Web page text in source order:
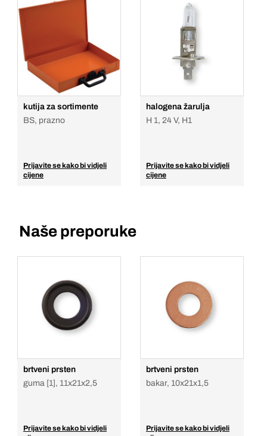
kutija za sortimente
BS, prazno
Prijavite se kako bi vidjeli
cijene
halogena žarulja
H 1, 24 V, H1
Prijavite se kako bi vidjeli
cijene
Naše preporuke
brtveni prsten
guma [1], 11x21x2,5
Prijavite se kako bi vidjeli
brtveni prsten
bakar, 10x21x1,5
Prijavite se kako bi vidjeli